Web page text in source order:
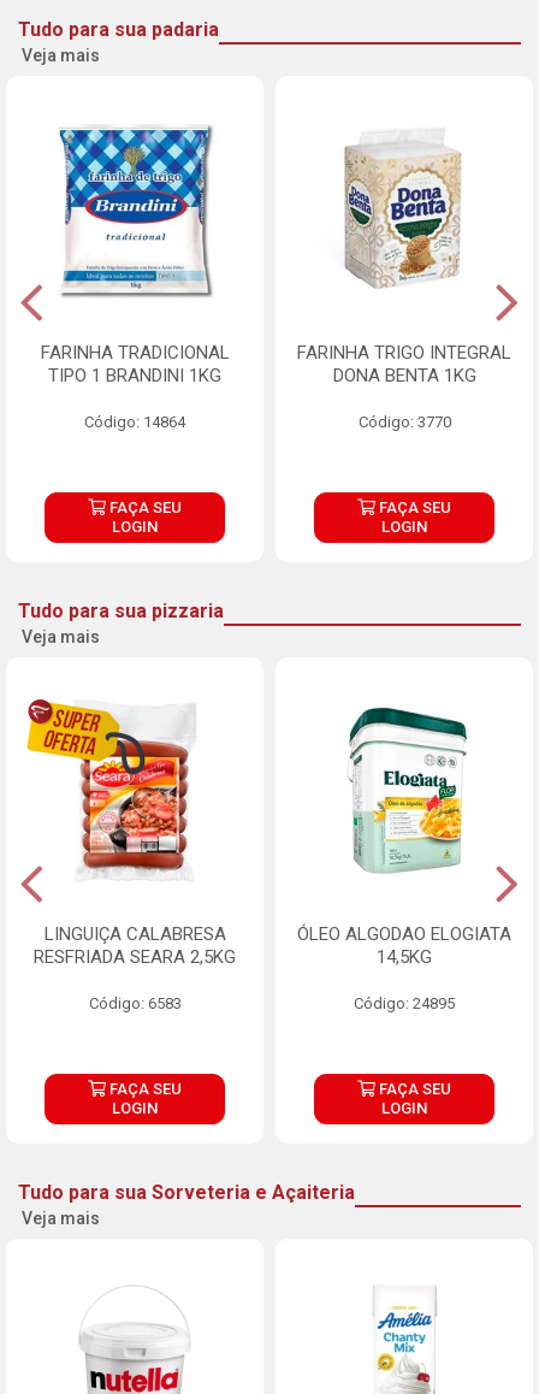
Tudo para sua padaria
Veja mais
FARINHA TRADICIONAL
TIPO 1 BRANDINI 1KG
Código: 14864
FAÇA SEU
LOGIN
FARINHA TRIGO INTEGRAL
DONA BENTA 1KG
Código: 3770
FAÇA SEU
LOGIN
Tudo para sua pizzaria
Veja mais
LINGUIÇA CALABRESA
RESFRIADA SEARA 2,5KG
Código: 6583
FAÇA SEU
LOGIN
ÓLEO ALGODAO ELOGIATA
14,5KG
Código: 24895
FAÇA SEU
LOGIN
Tudo para sua Sorveteria e Açaiteria
Veja mais